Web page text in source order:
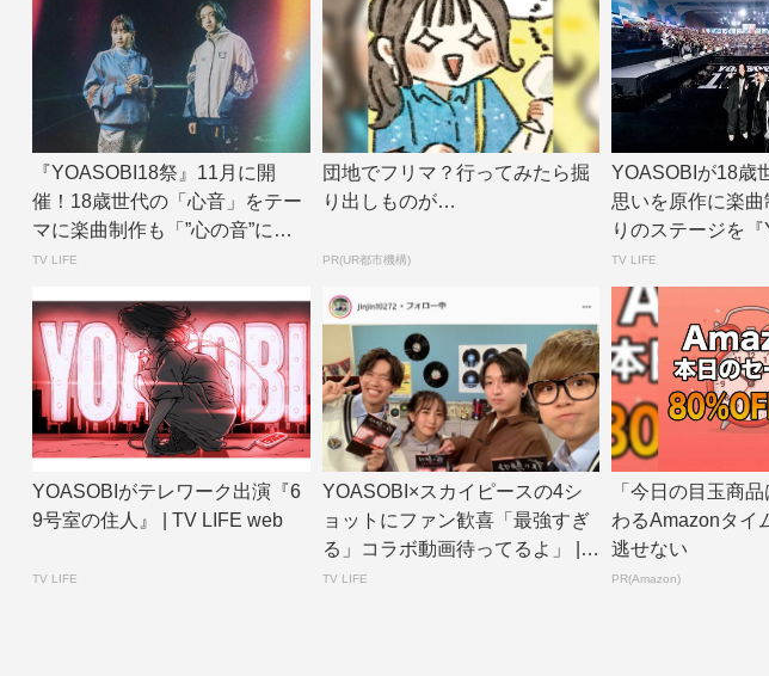
『YOASOBI18祭』11月に開
催！18歳世代の「心音」をテー
マに楽曲制作も「”心の音”に耳
を澄ま...
TV LIFE
団地でフリマ？行ってみたら掘
り出しものが…
PR(UR都市機構)
YOASOBIが18歳
思いを原作に楽
りのステージを
TV LIFE
YOASOBIがテレワーク出演『6
9号室の住人』 | TV LIFE web
TV LIFE
YOASOBI×スカイピースの4シ
ョットにファン歓喜「最強すぎ
る」コラボ動画待ってるよ」 | T
V ...
TV LIFE
「今日の目玉商
わるAmazonタイ
逃せない
PR(Amazon)